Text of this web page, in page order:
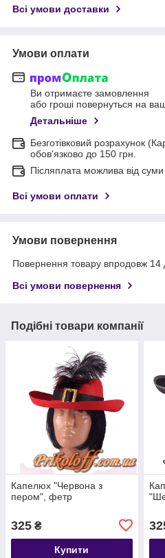
Всі умови доставки
Умови оплати
Ви отримаєте замовлення
або гроші повернуться на
Детальніше
Безготівковий розрахунок
обов'язково до 150 грн.
Післяплата можлива від
Всі умови оплати
Умови повернення
Повернення товару впродовж 14
Всі умови повернення
Подібні товари компанії
Капелюх "Червона з
пером", фетр
325 ₴
Купити